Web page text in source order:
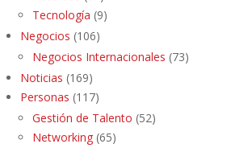
Tecnología (9)
Negocios (106)
Negocios Internacionales (73)
Noticias (169)
Personas (117)
Gestión de Talento (52)
Networking (65)